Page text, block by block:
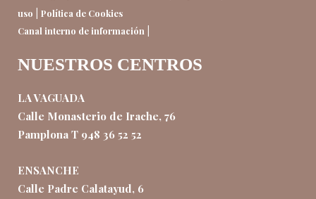
uso
Política de Cookies
Canal interno de información
NUESTROS CENTROS
LA VAGUADA
Calle Monasterio de Irache, 76
Pamplona T 948 36 52 52
ENSANCHE
Calle Padre Calatayud, 6